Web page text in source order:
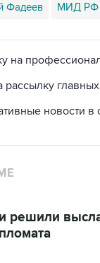
Фадеев МИД РФ
на
рассылку
новости
решили